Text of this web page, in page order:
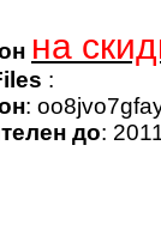
на
:
:
до: